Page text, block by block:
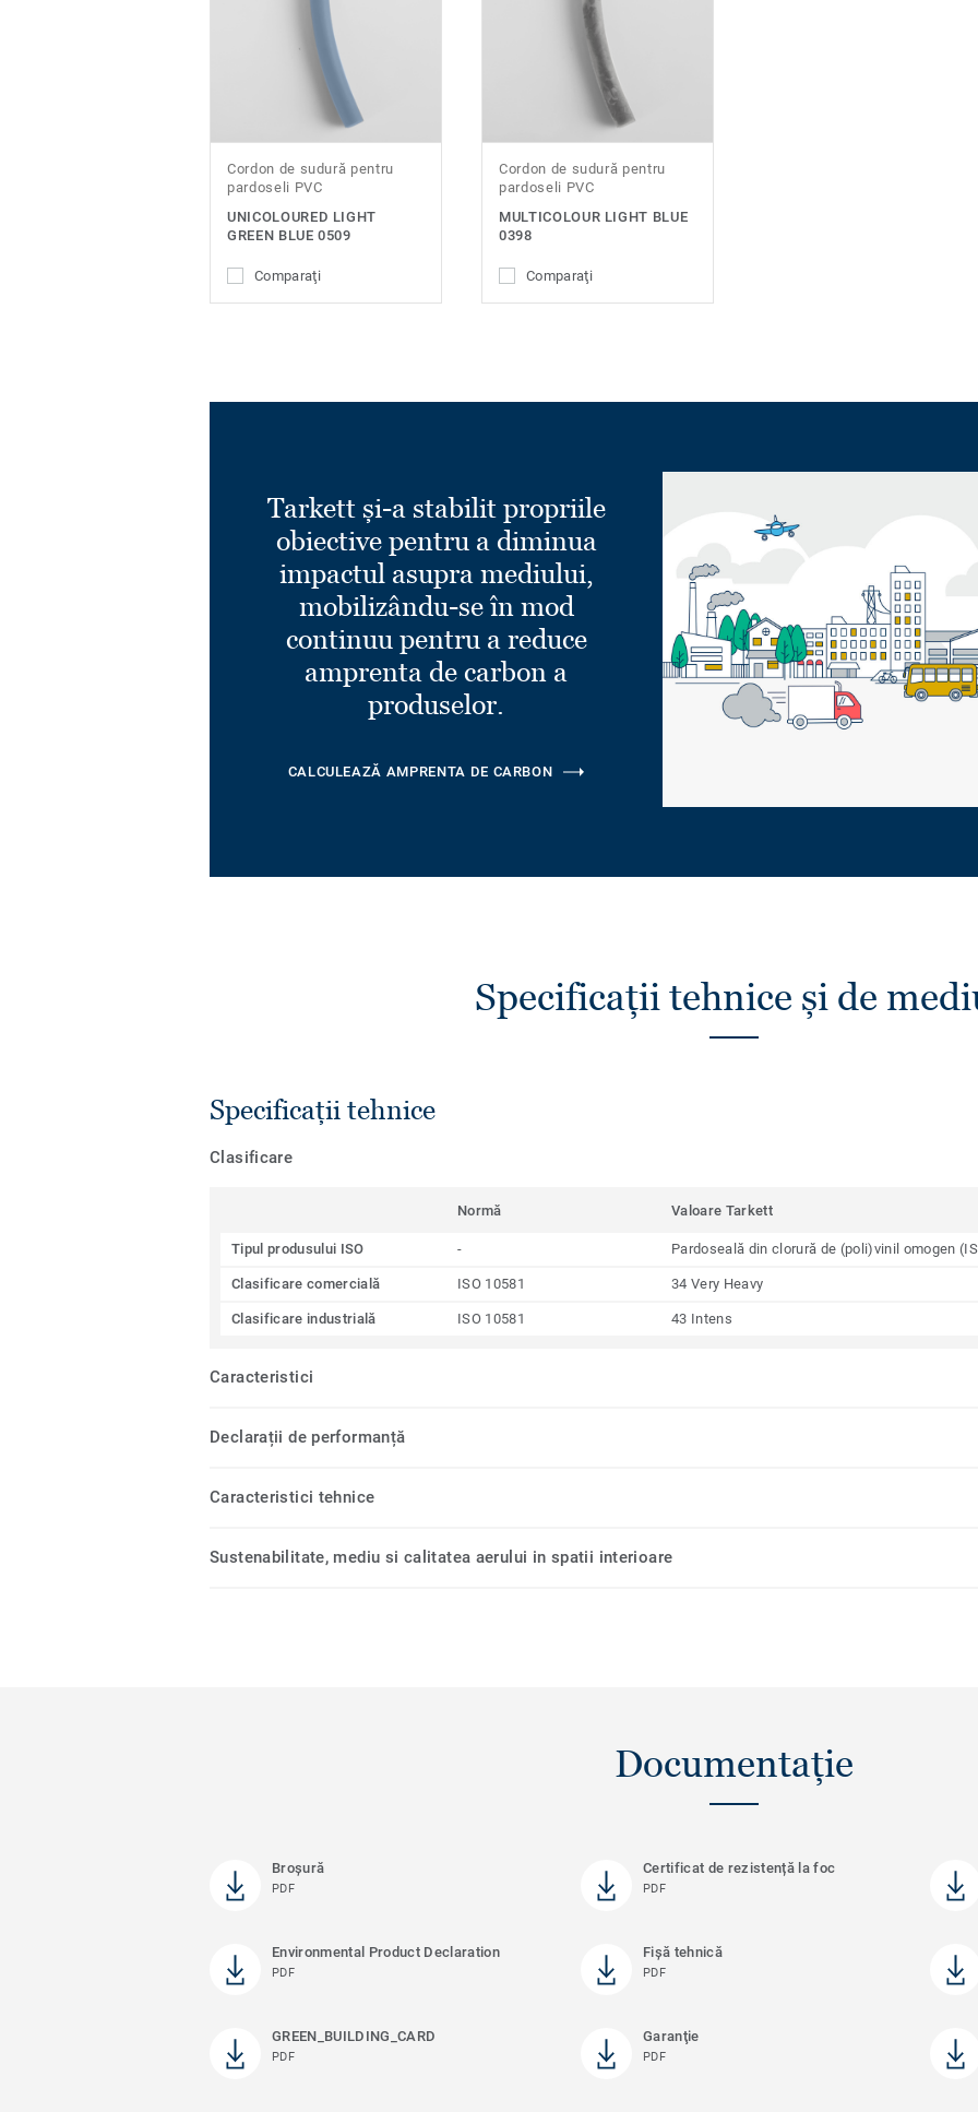
Cordon de sudură pentru
pardoseli PVC
UNICOLOURED LIGHT
GREEN BLUE 0509
Comparaţi
Cordon de sudură pentru
pardoseli PVC
MULTICOLOUR LIGHT BLUE
0398
Comparaţi
Tarkett și-a stabilit propriile
obiective pentru a diminua
impactul asupra mediului,
mobilizându-se în mod
continuu pentru a reduce
amprenta de carbon a
produselor.
CALCULEAZĂ AMPRENTA DE CARBON
Specificații tehnice și de
Specificații tehnice
Clasificare
Normă Valoare Tarkett
Tipul produsului ISO - Pardoseală din clorură de (poli)vinil omogen
Clasificare comercială ISO 10581 34 Very Heavy
Clasificare industrială ISO 10581 43 Intens
Caracteristici
Declarații de performanță
Caracteristici tehnice
Sustenabilitate, mediu si calitatea aerului in spatii interioare
Documentație
Broşură
PDF
Certificat de rezistență la foc
PDF
Environmental Product Declaration
PDF
Fișă tehnică
PDF
GREEN_BUILDING_CARD
PDF
Garanţie
PDF